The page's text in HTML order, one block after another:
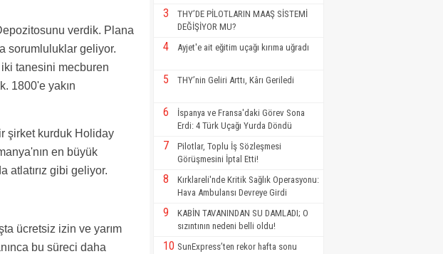
verdik. Plana
sorumluluklar geliyor.
iki tanesini mecburen
1800'e yakın
şirket kurduk Holiday
en büyük
atlatırız gibi geliyor.
ücretsiz izin ve yarım
bu süreci daha
3
THY’DE PİLOTLARIN MAAŞ SİSTEMİ
DEĞİŞİYOR MU?
4 Ayjet'e ait eğitim uçağı kırıma uğradı
5 THY’nin Geliri Arttı, Kârı Geriledi
6
İspanya ve Fransa'daki Görev Sona
Erdi: 4 Türk Uçağı Yurda Döndü
7
Pilotlar, Toplu İş Sözleşmesi
Görüşmesini İptal Etti!
8
Kırklareli'nde Kritik Sağlık Operasyonu:
Hava Ambulansı Devreye Girdi
9
KABİN TAVANINDAN SU DAMLADI; O
sızıntının nedeni belli oldu!
10 SunExpress’ten rekor hafta sonu